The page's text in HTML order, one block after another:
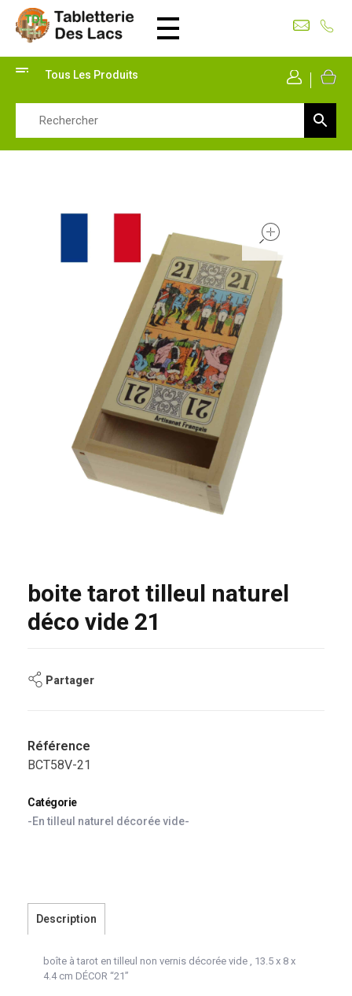
Tabletterie des Lacs
Tous Les Produits Mon
boite tarot tilleul naturel
déco vide 21
Partager
Référence
BCT58V-21
Catégorie
-En tilleul naturel décorée vide-
Description
boîte à tarot en tilleul non vernis décorée vide , 13.5 x 8 x
4.4 cm DÉCOR “21”